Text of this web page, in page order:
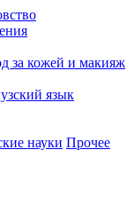
за кожей и макияж
язык
науки Прочее